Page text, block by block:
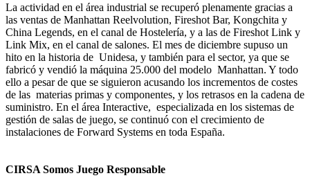
La actividad en el área industrial se recuperó plenamente gracias a
las ventas de Manhattan Reelvolution, Fireshot Bar, Kongchita y
China Legends, en el canal de Hostelería, y a las de Fireshot Link y
Link Mix, en el canal de salones. El mes de diciembre supuso un
hito en la historia de Unidesa, y también para el sector, ya que se
fabricó y vendió la máquina 25.000 del modelo Manhattan. Y todo
ello a pesar de que se siguieron acusando los incrementos de costes
de las materias primas y componentes, y los retrasos en la cadena de
suministro. En el área Interactive, especializada en los sistemas de
gestión de salas de juego, se continuó con el crecimiento de
instalaciones de Forward Systems en toda España.
CIRSA Somos Juego Responsable